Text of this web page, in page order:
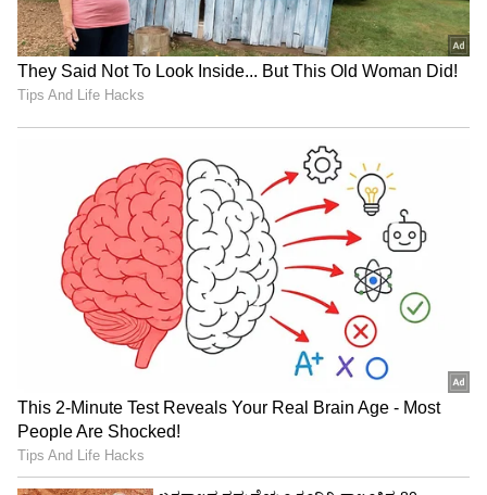
ನೇರವಾಗಿ ಒಳಗೆ ಹೋಗಬಹುದು. ಸದ್ಯ ಮರುಮಾರಾಟ
ಮಾರುಕಟ್ಟೆಯಲ್ಲಿ ನಂಬರ್ 1 ಕೋರ್ಟ್‌ನ ಕೇವಲ ಎರಡು
ಸೀಟುಗಳ ಕನಿಷ್ಠ ದರವೇ ಬರೋಬ್ಬರಿ 2.65 ಲಕ್ಷ ರೂಪಾಯಿ
(£2,390) ದಾಟಿದೆ. ಇನ್ನು ಸೆಂಟರ್ ಕೋರ್ಟ್‌ನಲ್ಲಿ
ನಡೆಯಲಿರುವ ಪುರುಷರ ಫೈನಲ್ ಪಂದ್ಯದ ಕೇವಲ ಎರಡು
ಸೀಟುಗಳ ಬೆಲೆ ಬರೋಬ್ಬರಿ 25 ಲಕ್ಷ ರೂಪಾಯಿಗಳಿಗೆ
(£23,000) ಮಾರಾಟವಾಗುತ್ತಿದೆ!